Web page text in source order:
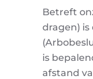
Betreft
dragen)
is
afstand